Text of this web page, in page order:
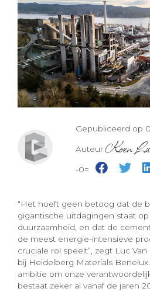
Gepubliceerd op
AuteurKoen
-0=
“Het hoeft geen betoog dat de
gigantische uitdagingen staat
duurzaamheid, en dat de
de meest energie-intensieve
cruciale rol speelt”, zegt Luc
bij Heidelberg Materials
ambitie om onze
bestaat zeker al vanaf de jaren